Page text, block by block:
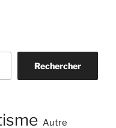
Rechercher
Autre